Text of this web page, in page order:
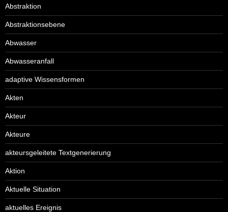
Abstraktion
Abstraktionsebene
Abwasser
Abwasseranfall
adaptive Wissensformen
Akten
Akteur
Akteure
akteursgeleitete Textgenerierung
Aktion
Aktuelle Situation
aktuelles Ereignis